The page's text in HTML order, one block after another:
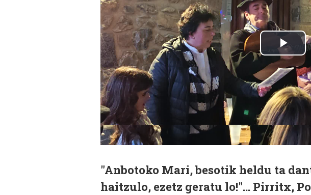
"Anbotoko Mari, besotik heldu ta
haitzulo, ezetz geratu lo!"... Pirritx,